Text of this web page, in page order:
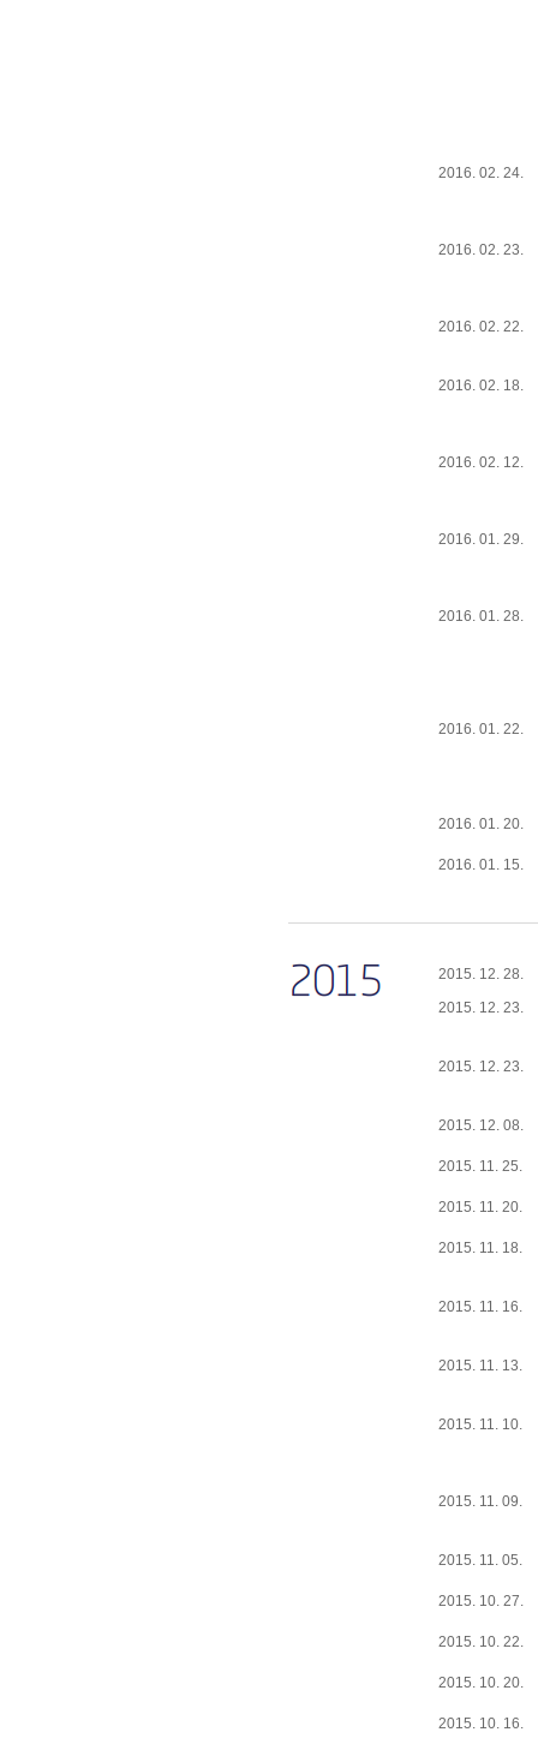
2016. 02. 24.
2016. 02. 23.
2016. 02. 22.
2016. 02. 18.
2016. 02. 12.
2016. 01. 29.
2016. 01. 28.
2016. 01. 22.
2016. 01. 20.
2016. 01. 15.
2015. 12. 28.
2015. 12. 23.
2015. 12. 23.
2015. 12. 08.
2015. 11. 25.
2015. 11. 20.
2015. 11. 18.
2015. 11. 16.
2015. 11. 13.
2015. 11. 10.
2015. 11. 09.
2015. 11. 05.
2015. 10. 27.
2015. 10. 22.
2015. 10. 20.
2015. 10. 16.